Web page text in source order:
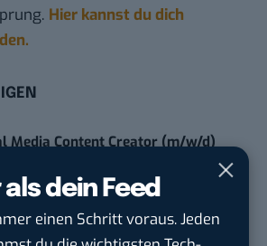
dein Feed
einen Schritt voraus. Jeden
Hier kannst du dich
Media Content Creator (m/w/d)
und Projektmanager